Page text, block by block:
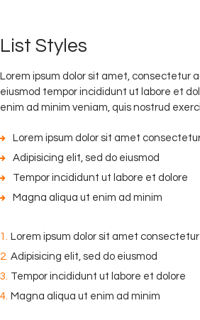
List Styles
Lorem ipsum dolor sit amet, consectetur
eiusmod tempor incididunt ut labore et
enim ad minim veniam, quis nostrud
Lorem ipsum dolor sit amet
Adipisicing elit, sed do eiusmod
Tempor incididunt ut labore et dolore
Magna aliqua ut enim ad minim
Lorem ipsum dolor sit amet consectetur
Adipisicing elit, sed do eiusmod
Tempor incididunt ut labore et dolore
Magna aliqua ut enim ad minim